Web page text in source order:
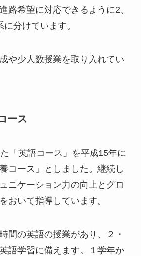
路希望に対応できるように2、
分けています。
や少人数授業を取り入れてい
ース
「英語コース」を平成15年に
コース」としました。継続し
ニケーション力の向上とグロ
おいて指導しています。
間の英語の授業があり、２・
語学習に備えます。１学年か